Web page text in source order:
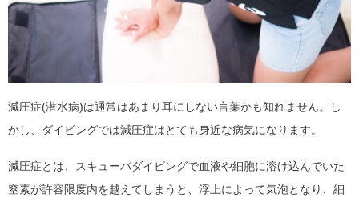
減圧症(潜水病)は通常はあまり耳にしない言葉かも知れません。し
かし、ダイビングでは減圧症はとても身近な病気になります。
減圧症とは、スキューバダイビングで血液や細胞に溶け込んでいた
窒素が許容限度内を越えてしまうと、浮上によって気泡となり、細